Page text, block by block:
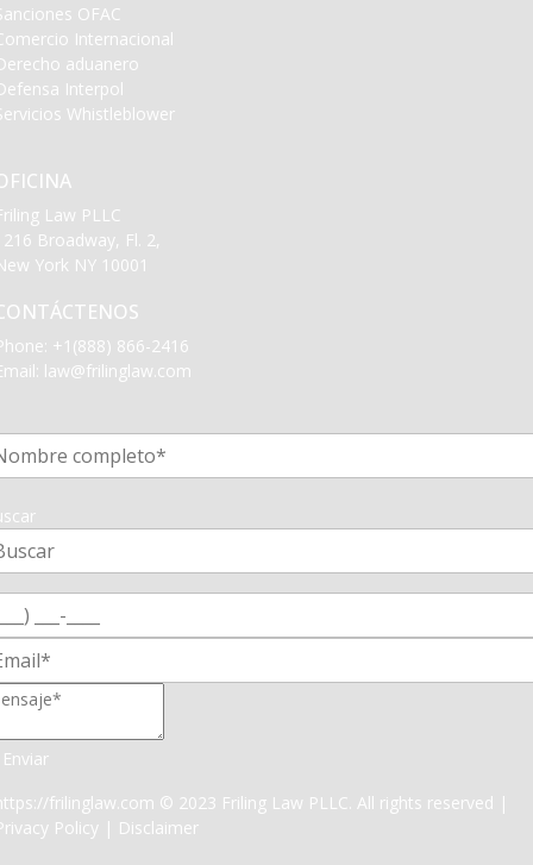
OFAC
Internacional
aduanero
Interpol
Whistleblower
Law PLLC
Broadway, Fl. 2,
York NY 10001
+1(888) 866-2416
law@frilinglaw.com
Enviar
frilinglaw.com © 2023 Friling Law PLLC. All rights reserved |
Policy | Disclaimer